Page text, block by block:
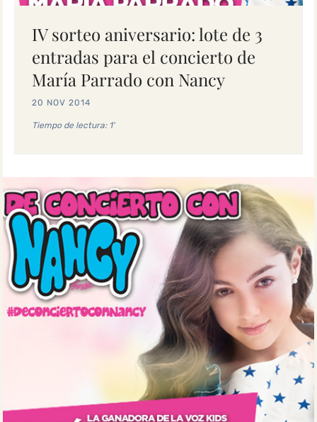
IV sorteo aniversario: lote de 3
entradas para el concierto de
María Parrado con Nancy
20 NOV 2014
Tiempo de lectura: 1'